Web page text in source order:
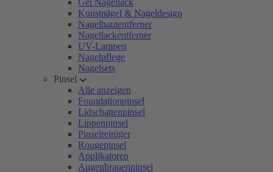
Gel Nagellack
Kunstnägel & Nageldesign
Nagelhautentferner
Nagellackentferner
UV-Lampen
Nagelpflege
Nagelsets
Pinsel
Alle anzeigen
Foundationpinsel
Lidschattenpinsel
Lippenpinsel
Pinselreiniger
Rougepinsel
Applikatoren
Augenbrauenpinsel